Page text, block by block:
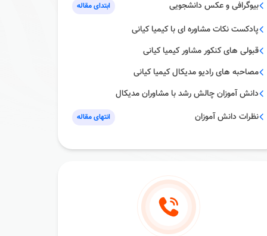
بیوگرافى و عکس دانشجویى ابتدای مقاله
پادکست نکات مشاوره اى با کیمیا کیانی
قبولى هاى کنکور مشاور کیمیا کیانی
مصاحبه هاى رادیو مدیکال کیمیا کیانی
دانش آموزان چالش رشد با مشاوران مدیکال
نظرات دانش آموزان
انتهای مقاله